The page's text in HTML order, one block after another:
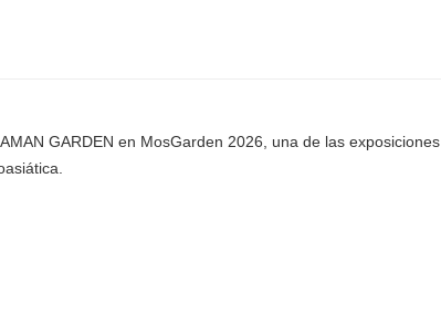
GARDEN en MosGarden 2026, una de las exposiciones